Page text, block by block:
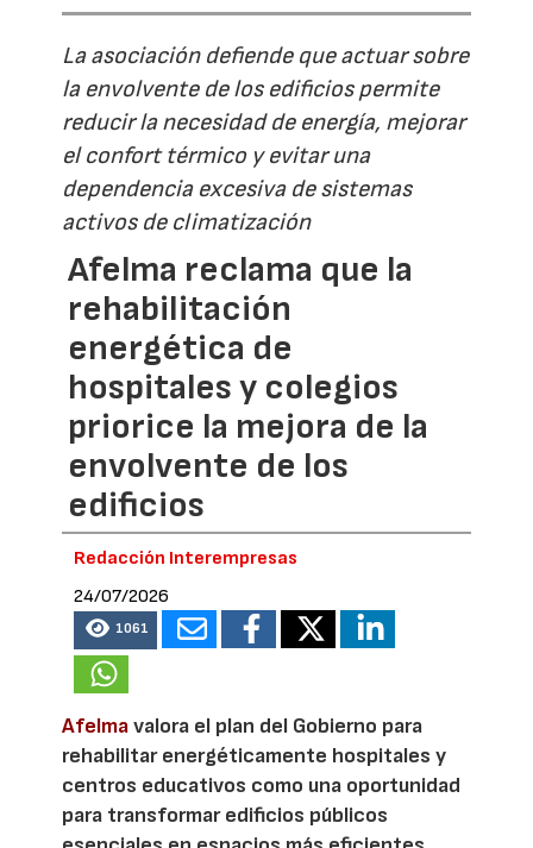
La asociación defiende que actuar sobre
la envolvente de los edificios permite
reducir la necesidad de energía, mejorar
el confort térmico y evitar una
dependencia excesiva de sistemas
activos de climatización
Afelma reclama que la
rehabilitación
energética de
hospitales y colegios
priorice la mejora de la
envolvente de los
edificios
Redacción Interempresas
24/07/2026
1061
Afelmavalora el plan del Gobierno para
rehabilitar energéticamente hospitales y
centros educativos como una oportunidad
para transformar edificios públicos